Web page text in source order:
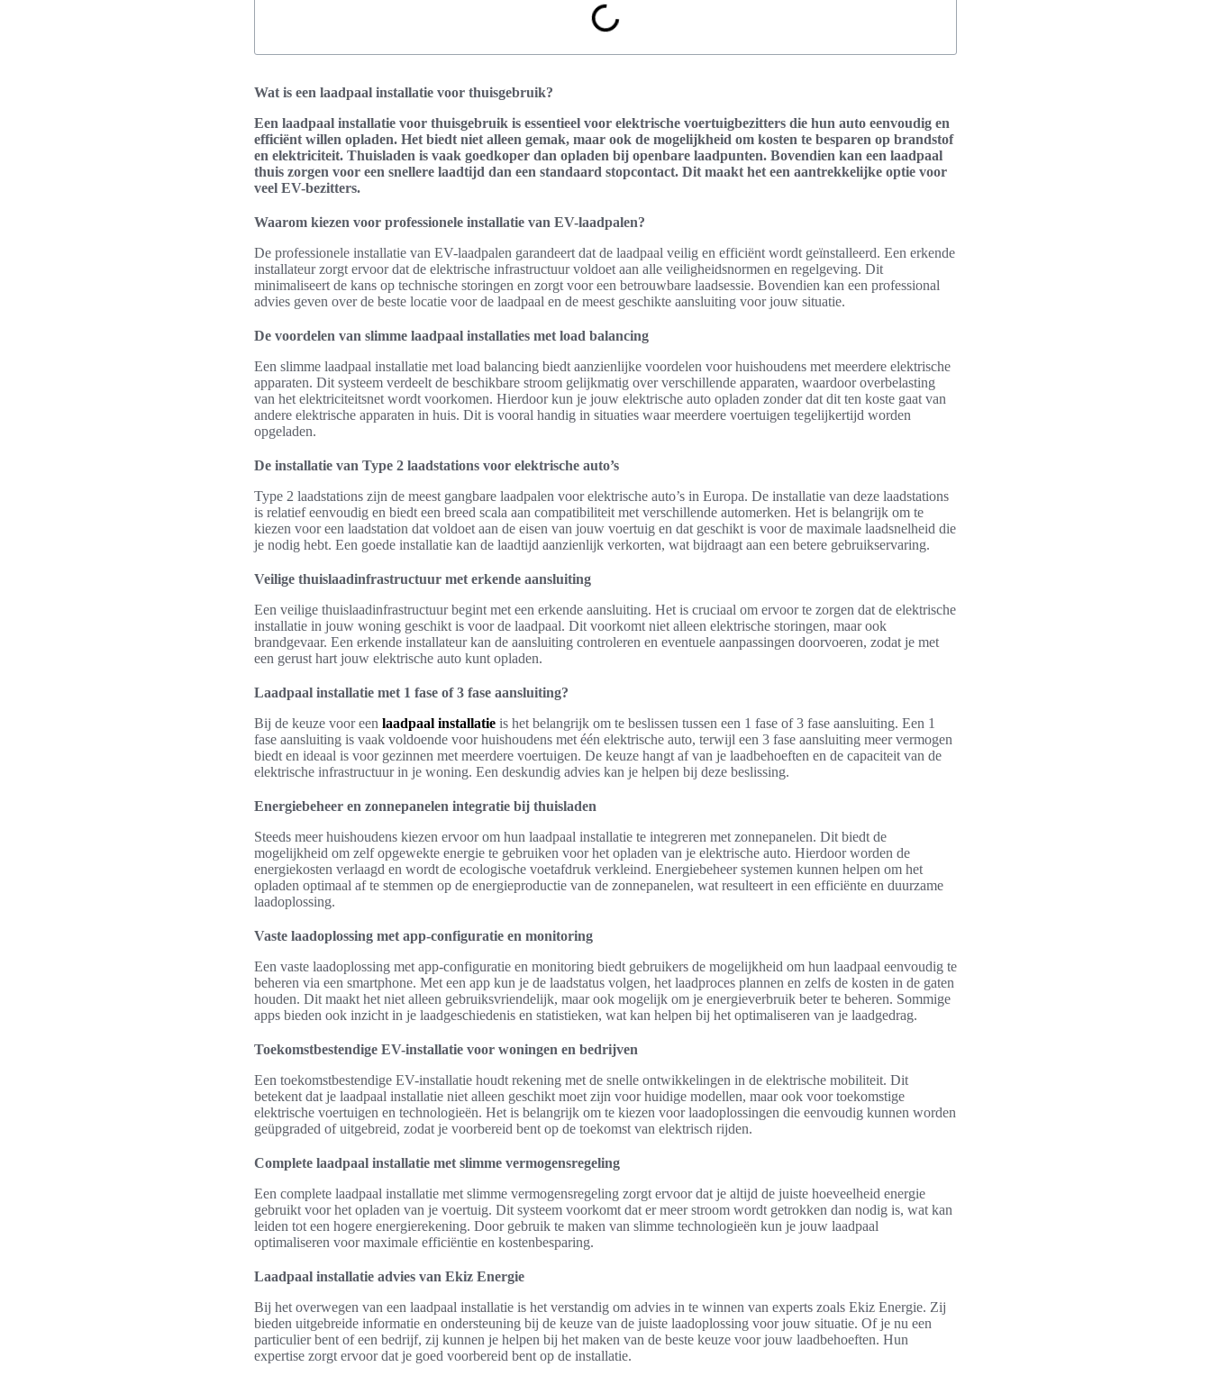
Wat is een laadpaal installatie voor thuisgebruik?
Een laadpaal installatie voor thuisgebruik is essentieel voor elektrische voertuigbezitters die hun auto eenvoudig en
efficiënt willen opladen. Het biedt niet alleen gemak, maar ook de mogelijkheid om kosten te besparen op brandstof
en elektriciteit. Thuisladen is vaak goedkoper dan opladen bij openbare laadpunten. Bovendien kan een laadpaal
thuis zorgen voor een snellere laadtijd dan een standaard stopcontact. Dit maakt het een aantrekkelijke optie voor
veel EV-bezitters.
Waarom kiezen voor professionele installatie van EV-laadpalen?
De professionele installatie van EV-laadpalen garandeert dat de laadpaal veilig en efficiënt wordt geïnstalleerd. Een erkende
installateur zorgt ervoor dat de elektrische infrastructuur voldoet aan alle veiligheidsnormen en regelgeving. Dit
minimaliseert de kans op technische storingen en zorgt voor een betrouwbare laadsessie. Bovendien kan een professional
advies geven over de beste locatie voor de laadpaal en de meest geschikte aansluiting voor jouw situatie.
De voordelen van slimme laadpaal installaties met load balancing
Een slimme laadpaal installatie met load balancing biedt aanzienlijke voordelen voor huishoudens met meerdere elektrische
apparaten. Dit systeem verdeelt de beschikbare stroom gelijkmatig over verschillende apparaten, waardoor overbelasting
van het elektriciteitsnet wordt voorkomen. Hierdoor kun je jouw elektrische auto opladen zonder dat dit ten koste gaat van
andere elektrische apparaten in huis. Dit is vooral handig in situaties waar meerdere voertuigen tegelijkertijd worden
opgeladen.
De installatie van Type 2 laadstations voor elektrische auto’s
Type 2 laadstations zijn de meest gangbare laadpalen voor elektrische auto’s in Europa. De installatie van deze laadstations
is relatief eenvoudig en biedt een breed scala aan compatibiliteit met verschillende automerken. Het is belangrijk om te
kiezen voor een laadstation dat voldoet aan de eisen van jouw voertuig en dat geschikt is voor de maximale laadsnelheid die
je nodig hebt. Een goede installatie kan de laadtijd aanzienlijk verkorten, wat bijdraagt aan een betere gebruikservaring.
Veilige thuislaadinfrastructuur met erkende aansluiting
Een veilige thuislaadinfrastructuur begint met een erkende aansluiting. Het is cruciaal om ervoor te zorgen dat de elektrische
installatie in jouw woning geschikt is voor de laadpaal. Dit voorkomt niet alleen elektrische storingen, maar ook
brandgevaar. Een erkende installateur kan de aansluiting controleren en eventuele aanpassingen doorvoeren, zodat je met
een gerust hart jouw elektrische auto kunt opladen.
Laadpaal installatie met 1 fase of 3 fase aansluiting?
Bij de keuze voor een laadpaal installatie is het belangrijk om te beslissen tussen een 1 fase of 3 fase aansluiting. Een 1
fase aansluiting is vaak voldoende voor huishoudens met één elektrische auto, terwijl een 3 fase aansluiting meer vermogen
biedt en ideaal is voor gezinnen met meerdere voertuigen. De keuze hangt af van je laadbehoeften en de capaciteit van de
elektrische infrastructuur in je woning. Een deskundig advies kan je helpen bij deze beslissing.
Energiebeheer en zonnepanelen integratie bij thuisladen
Steeds meer huishoudens kiezen ervoor om hun laadpaal installatie te integreren met zonnepanelen. Dit biedt de
mogelijkheid om zelf opgewekte energie te gebruiken voor het opladen van je elektrische auto. Hierdoor worden de
energiekosten verlaagd en wordt de ecologische voetafdruk verkleind. Energiebeheer systemen kunnen helpen om het
opladen optimaal af te stemmen op de energieproductie van de zonnepanelen, wat resulteert in een efficiënte en duurzame
laadoplossing.
Vaste laadoplossing met app-configuratie en monitoring
Een vaste laadoplossing met app-configuratie en monitoring biedt gebruikers de mogelijkheid om hun laadpaal eenvoudig te
beheren via een smartphone. Met een app kun je de laadstatus volgen, het laadproces plannen en zelfs de kosten in de gaten
houden. Dit maakt het niet alleen gebruiksvriendelijk, maar ook mogelijk om je energieverbruik beter te beheren. Sommige
apps bieden ook inzicht in je laadgeschiedenis en statistieken, wat kan helpen bij het optimaliseren van je laadgedrag.
Toekomstbestendige EV-installatie voor woningen en bedrijven
Een toekomstbestendige EV-installatie houdt rekening met de snelle ontwikkelingen in de elektrische mobiliteit. Dit
betekent dat je laadpaal installatie niet alleen geschikt moet zijn voor huidige modellen, maar ook voor toekomstige
elektrische voertuigen en technologieën. Het is belangrijk om te kiezen voor laadoplossingen die eenvoudig kunnen worden
geüpgraded of uitgebreid, zodat je voorbereid bent op de toekomst van elektrisch rijden.
Complete laadpaal installatie met slimme vermogensregeling
Een complete laadpaal installatie met slimme vermogensregeling zorgt ervoor dat je altijd de juiste hoeveelheid energie
gebruikt voor het opladen van je voertuig. Dit systeem voorkomt dat er meer stroom wordt getrokken dan nodig is, wat kan
leiden tot een hogere energierekening. Door gebruik te maken van slimme technologieën kun je jouw laadpaal
optimaliseren voor maximale efficiëntie en kostenbesparing.
Laadpaal installatie advies van Ekiz Energie
Bij het overwegen van een laadpaal installatie is het verstandig om advies in te winnen van experts zoals Ekiz Energie. Zij
bieden uitgebreide informatie en ondersteuning bij de keuze van de juiste laadoplossing voor jouw situatie. Of je nu een
particulier bent of een bedrijf, zij kunnen je helpen bij het maken van de beste keuze voor jouw laadbehoeften. Hun
expertise zorgt ervoor dat je goed voorbereid bent op de installatie.